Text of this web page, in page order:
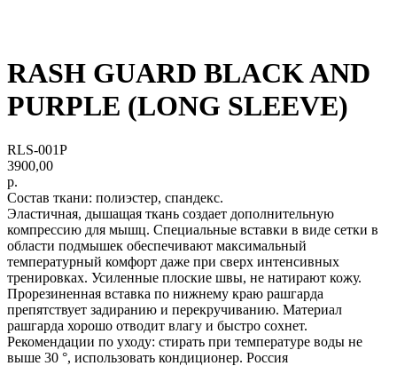
RASH GUARD BLACK AND
PURPLE (LONG SLEEVE)
RLS-001P
3900,00
р.
Состав ткани: полиэстер, спандекс.
Эластичная, дышащая ткань создает дополнительную
компрессию для мышц. Специальные вставки в виде сетки в
области подмышек обеспечивают максимальный
температурный комфорт даже при сверх интенсивных
тренировках. Усиленные плоские швы, не натирают кожу.
Прорезиненная вставка по нижнему краю рашгарда
препятствует задиранию и перекручиванию. Материал
рашгарда хорошо отводит влагу и быстро сохнет.
Рекомендации по уходу: стирать при температуре воды не
выше 30 °, использовать кондиционер. Россия